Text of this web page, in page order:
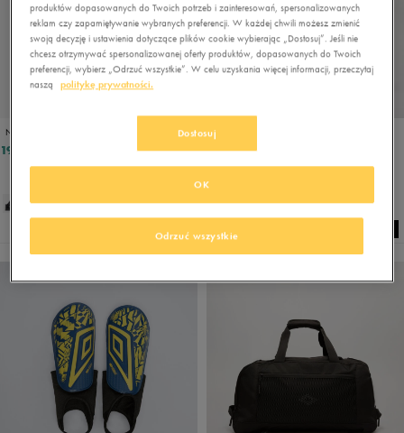
NIKE TORBA BRASILIA 9.5 DUŻA 95L
199,99 zł
ADIDAS TORBA 4ATHLTS DUF S
116,99 zł
produktów dopasowanych do Twoich potrzeb i zainteresowań, spersonalizowanych
reklam czy zapamiętywanie wybranych preferencji. W każdej chwili możesz zmienić
swoją decyzję i ustawienia dotyczące plików cookie wybierając „Dostosuj”. Jeśli nie
chcesz otrzymywać spersonalizowanej oferty produktów, dopasowanych do Twoich
preferencji, wybierz „Odrzuć wszystkie”. W celu uzyskania więcej informacji, przeczytaj
naszą
politykę prywatności.
Dostosuj
Odrzuć wszystkie
OK